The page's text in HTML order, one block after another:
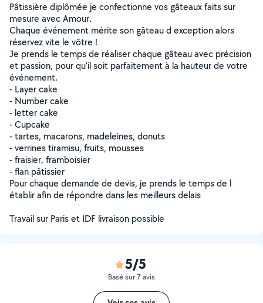
Pâtissière diplômée je confectionne vos gâteaux faits sur
mesure avec Amour.
Chaque événement mérite son gâteau d exception alors
réservez vite le vôtre !
Je prends le temps de réaliser chaque gâteau avec précision
et passion, pour qu'il soit parfaitement à la hauteur de votre
événement.
- Layer cake
- Number cake
- letter cake
- Cupcake
- tartes, macarons, madeleines, donuts
- verrines tiramisu, fruits, mousses
- fraisier, framboisier
- flan pâtissier
Pour chaque demande de devis, je prends le temps de l
établir afin de répondre dans les meilleurs delais
Travail sur Paris et IDF livraison possible
5/5
Basé sur 7 avis